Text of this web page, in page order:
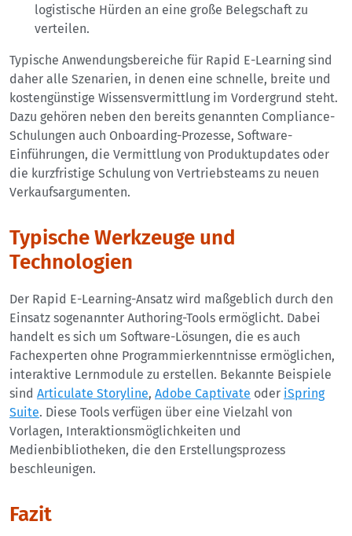
logistische Hürden an eine große Belegschaft zu
verteilen.
Typische Anwendungsbereiche für Rapid E-Learning sind
daher alle Szenarien, in denen eine schnelle, breite und
kostengünstige Wissensvermittlung im Vordergrund steht.
Dazu gehören neben den bereits genannten Compliance-
Schulungen auch Onboarding-Prozesse, Software-
Einführungen, die Vermittlung von Produktupdates oder
die kurzfristige Schulung von Vertriebsteams zu neuen
Verkaufsargumenten.
Typische Werkzeuge und
Technologien
Der Rapid E-Learning-Ansatz wird maßgeblich durch den
Einsatz sogenannter Authoring-Tools ermöglicht. Dabei
handelt es sich um Software-Lösungen, die es auch
Fachexperten ohne Programmierkenntnisse ermöglichen,
interaktive Lernmodule zu erstellen. Bekannte Beispiele
sind Articulate Storyline, Adobe Captivate oder iSpring
Suite. Diese Tools verfügen über eine Vielzahl von
Vorlagen, Interaktionsmöglichkeiten und
Medienbibliotheken, die den Erstellungsprozess
beschleunigen.
Fazit